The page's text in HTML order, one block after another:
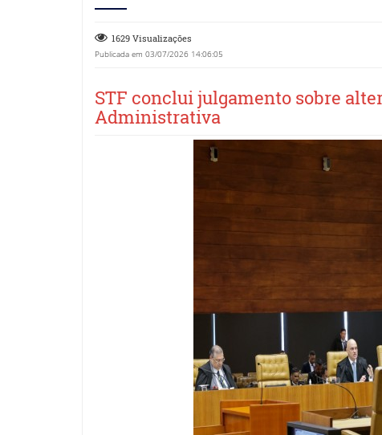
1629 Visualizações
Publicada em 03/07/2026 14:06:05
STF conclui julgamento sobre
Administrativa